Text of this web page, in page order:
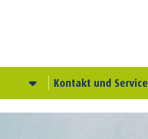
Kontakt und Service